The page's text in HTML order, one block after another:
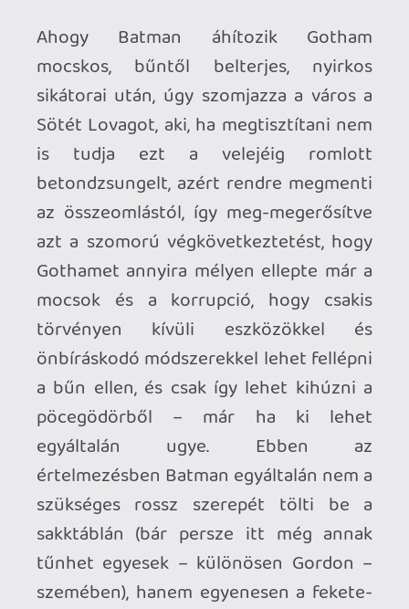
giccs legkisebb jele nélkül vegyíti
Gotham szürkés metropoliszát a sárgás-
barnás hátterekkel és a kifejezetten
élénk árnyalatokkal. APrédapersze nem
mérhető olyan Batman-képregényekhez,
mint a már sokszor említett
Első év , vagy
mint a
Hosszú Halloween és a Torz diadal
(már ha a Sötét Lovag karrierjének elejét
nézzük), mégis nyugodtan odailleszthető
melléjük. Jó és szórakoztató mű, még ha
a „nagy képet” nézve nem tesz hozzá
sokat a Batman-mítosz eme szegletéhez.